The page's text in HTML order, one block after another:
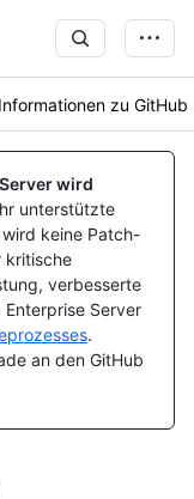
Informationen zu GitHub
wird
unterstützte
keine Patch-
kritische
verbesserte
Enterprise Server
.
an den GitHub